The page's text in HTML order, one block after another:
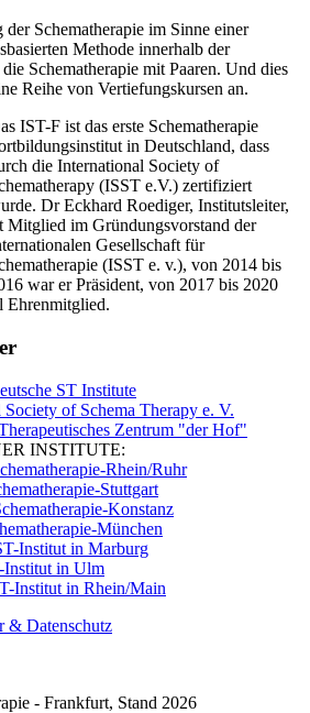
Schematherapie im Sinne einer
Methode innerhalb der
Schematherapie mit Paaren. Und dies
Reihe von Vertiefungskursen an.
IST-F ist das erste Schematherapie
in Deutschland, dass
die International Society of
(ISST e.V.) zertifiziert
Dr Eckhard Roediger, Institutsleiter,
Mitglied im Gründungsvorstand der
Gesellschaft für
(ISST e. v.), von 2014 bis
war er Präsident, von 2017 bis 2020
Ehrenmitglied.
ST Institute
of Schema Therapy e. V.
Zentrum "der Hof"
INSTITUTE:
Rhein/Ruhr
Stuttgart
Konstanz
München
Institut in Marburg
Institut in Ulm
Institut in Rhein/Main
& Datenschutz
- Frankfurt, Stand 2026